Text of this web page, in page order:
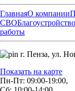
ГлавнаяО компании
СВОБлагоустройство
работы
г. Пенза, ул.
Показать на карте
Пн-Пт: 09:00-19:00,